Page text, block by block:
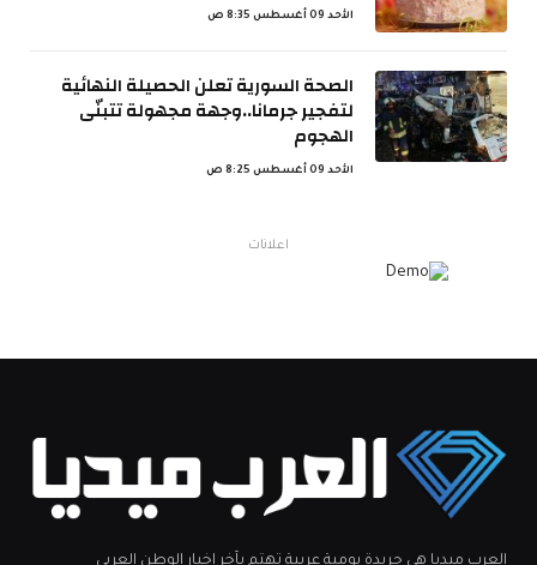
الأحد 09 أغسطس 8:35 ص
الصحة السورية تعلن الحصيلة النهائية
لتفجير جرمانا..وجهة مجهولة تتبنّى
الهجوم
الأحد 09 أغسطس 8:25 ص
اعلانات
العرب ميديا هي جريدة يومية عربية تهتم بآخر اخبار الوطن العربي